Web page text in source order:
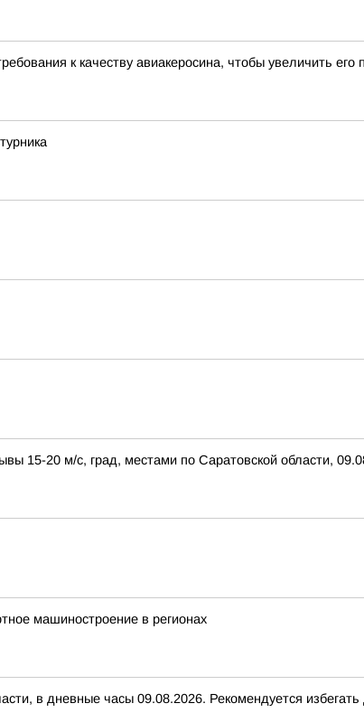
к качеству авиакеросина, чтобы увеличить
15-20 м/с, град, местами по Саратовской области,
машиностроение в регионах
в дневные часы 09.08.2026. Рекомендуется